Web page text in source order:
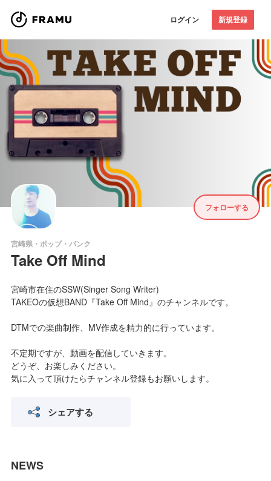
ログイン 新規登録
フォローする
宮崎県・ポップ・パンク
Take Off Mind
宮崎市在住のSSW(Singer Song Writer)
TAKEOの仮想BAND『Take Off Mind』のチャンネルです。
DTMでの楽曲制作、MV作成を精力的に行っています。
不定期ですが、動画を配信していきます。
どうぞ、お楽しみください。
気に入って頂けたらチャンネル登録もお願いします。
シェアする
NEWS